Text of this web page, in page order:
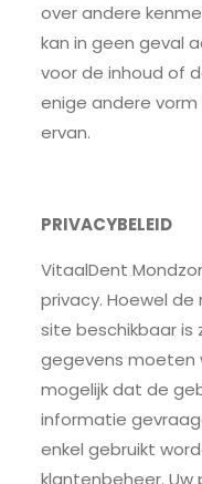
over andere
kan in geen geval
voor de inhoud of
enige andere
ervan.
PRIVACYBELEID
VitaalDent
privacy. Hoewel
site beschikbaar is
gegevens moeten
mogelijk dat de
informatie
enkel gebruikt